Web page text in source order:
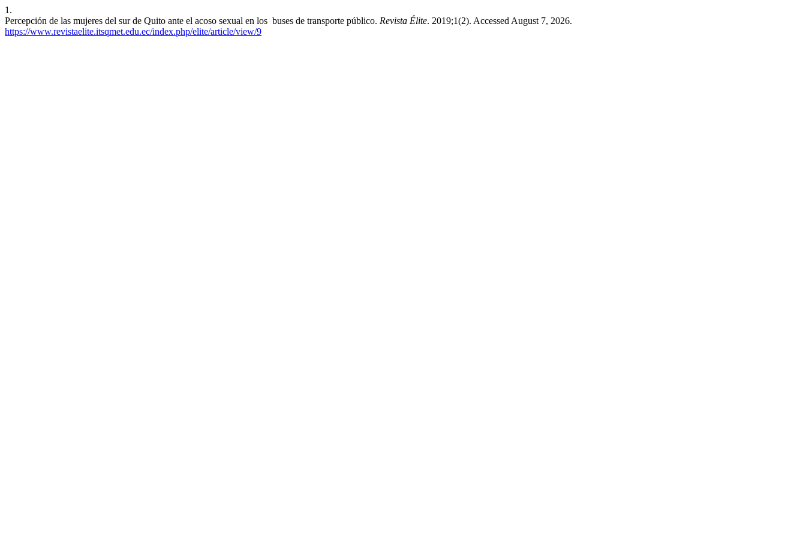
1.
Percepción de las mujeres del sur de Quito ante el acoso sexual en los buses de transporte público. Revista Élite. 2019;1(2). Accessed August 7, 2026.
https://www.revistaelite.itsqmet.edu.ec/index.php/elite/article/view/9